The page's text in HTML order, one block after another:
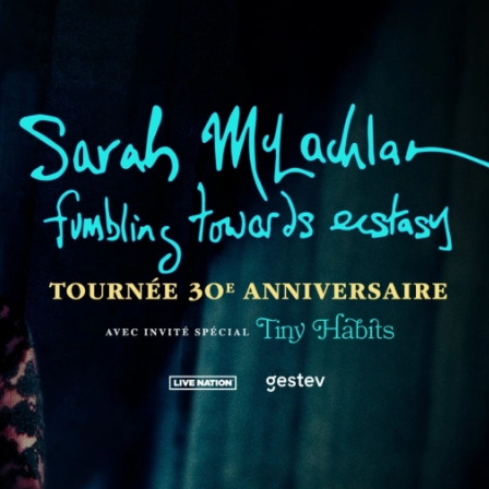
INSTAGRAM
LINKEDIN